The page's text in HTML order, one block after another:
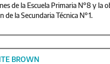
de la Escuela Primaria N°8 y la
de la Secundaria Técnica N°1.
BROWN